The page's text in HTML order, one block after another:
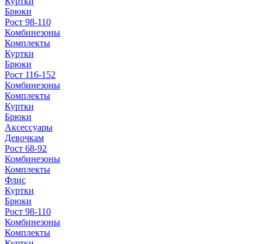
Брюки
Рост 98-110
Комбинезоны
Комплекты
Куртки
Брюки
Рост 116-152
Комбинезоны
Комплекты
Куртки
Брюки
Аксессуары
Девочкам
Рост 68-92
Комбинезоны
Комплекты
Флис
Куртки
Брюки
Рост 98-110
Комбинезоны
Комплекты